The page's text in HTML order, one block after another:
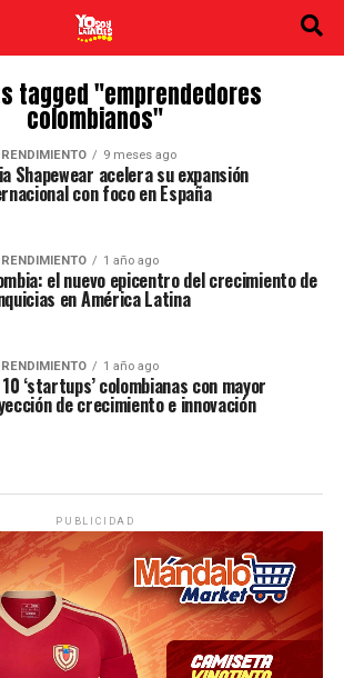
tagged "emprendedores
colombianos"
9 meses ago
Shapewear acelera su expansión
con foco en España
1 año ago
el nuevo epicentro del crecimiento de
en América Latina
1 año ago
‘startups’ colombianas con mayor
de crecimiento e innovación
PUBLICIDAD